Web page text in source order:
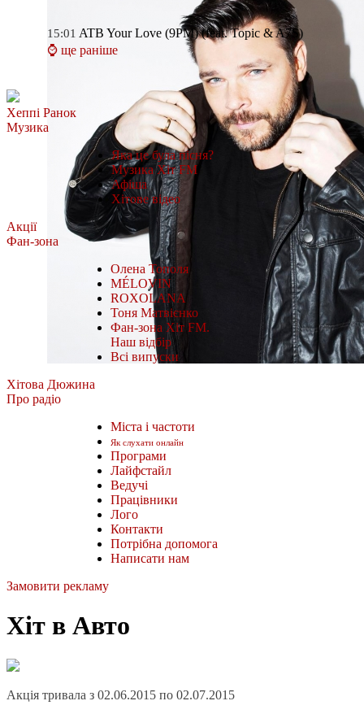
15:01 ATB Your Love (9PM) (feat. Topic & A7S)
⌚ ще раніше
Хеппі Ранок
Музика
Яка це була пісня?
Музика Хіт FM
Афіша
Хітове відео
Акції
Фан-зона
Олена Тополя
MÉLOVIN
ROXOLANA
Тоня Матвієнко
Фан-зона Хіт FM.
Наш відбір
Всі випуски
Хітова Дюжина
Про радіо
Міста і частоти
Як слухати онлайн
Програми
Лайфстайл
Ведучі
Працівники
Лого
Контакти
Потрібна допомога
Написати нам
Замовити рекламу
Хіт в Авто
Акція тривала з 02.06.2015 по 02.07.2015